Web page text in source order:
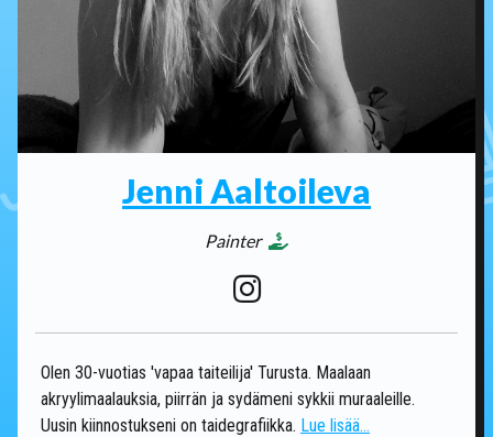
Jenni Aaltoileva
Painter
Olen 30-vuotias 'vapaa taiteilija' Turusta. Maalaan
akryylimaalauksia, piirrän ja sydämeni sykkii muraaleille.
Uusin kiinnostukseni on taidegrafiikka. Lue lisää...